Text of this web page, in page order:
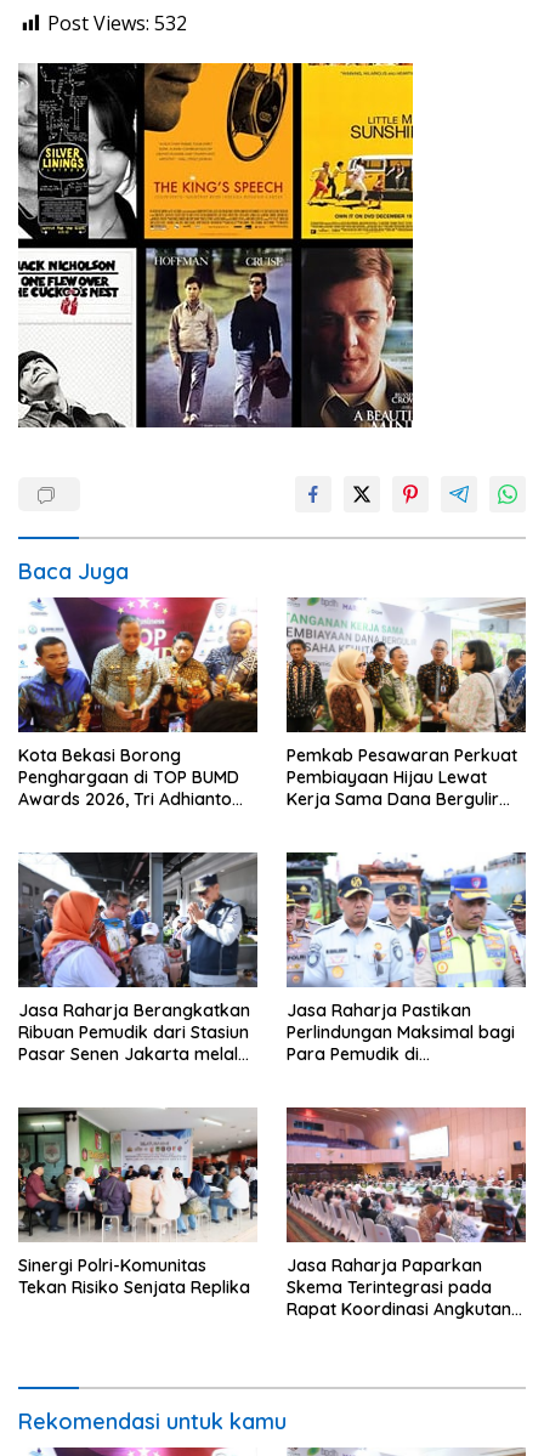
Post Views: 532
Baca Juga
Kota Bekasi Borong
Penghargaan di TOP BUMD
Awards 2026, Tri Adhianto
Pemkab Pesawaran Perkuat
Pembiayaan Hijau Lewat
Kerja Sama Dana Bergulir
Jasa Raharja Berangkatkan
Ribuan Pemudik dari Stasiun
Pasar Senen Jakarta melalui
Jasa Raharja Pastikan
Perlindungan Maksimal bagi
Para Pemudik di
Sinergi Polri-Komunitas
Tekan Risiko Senjata Replika
Jasa Raharja Paparkan
Skema Terintegrasi pada
Rapat Koordinasi Angkutan
Rekomendasi untuk kamu